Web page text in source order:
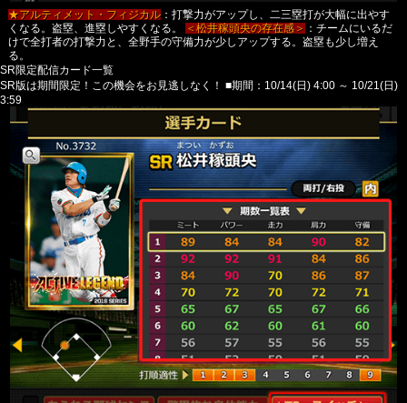
★アルティメット・フィジカル：打撃力がアップし、二三塁打が大幅に出やす
くなる。盗塁、進塁しやすくなる。
＜松井稼頭央の存在感＞ ：チームにいるだ
けで全打者の打撃力と、全野手の守備力が少しアップする。盗塁も少し増え
る。
SR限定配信カード一覧
SR版は期間限定！この機会をお見逃しなく！ ■期間：10/14(日) 4:00 ～ 10/21(日)
3:59